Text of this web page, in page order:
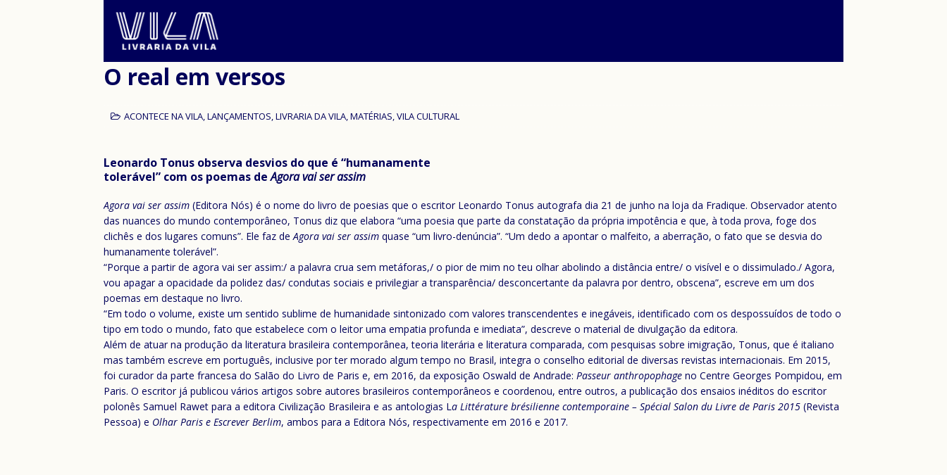
O real em versos
ACONTECE NA VILA,LANÇAMENTOS,LIVRARIA DA VILA,MATÉRIAS,VILA CULTURAL
Leonardo Tonus observa desvios do que é “humanamente
tolerável” com os poemas deAgora vai ser assim
Agora vai ser assim (Editora Nós) é o nome do livro de poesias que o escritor Leonardo Tonus autografa dia 21 de junho na loja da Fradique. Observador atento
das nuances do mundo contemporâneo, Tonus diz que elabora “uma poesia que parte da constatação da própria impotência e que, à toda prova, foge dos
clichês e dos lugares comuns”. Ele faz deAgora vai ser assim quase “um livro-denúncia”. “Um dedo a apontar o malfeito, a aberração, o fato que se desvia do
humanamente tolerável”.
“Porque a partir de agora vai ser assim:/ a palavra crua sem metáforas,/ o pior de mim no teu olhar abolindo a distância entre/ o visível e o dissimulado./ Agora,
vou apagar a opacidade da polidez das/ condutas sociais e privilegiar a transparência/ desconcertante da palavra por dentro, obscena”, escreve em um dos
poemas em destaque no livro.
“Em todo o volume, existe um sentido sublime de humanidade sintonizado com valores transcendentes e inegáveis, identificado com os despossuídos de todo o
tipo em todo o mundo, fato que estabelece com o leitor uma empatia profunda e imediata”, descreve o material de divulgação da editora.
Além de atuar na produção da literatura brasileira contemporânea, teoria literária e literatura comparada, com pesquisas sobre imigração, Tonus, que é italiano
mas também escreve em português, inclusive por ter morado algum tempo no Brasil, integra o conselho editorial de diversas revistas internacionais. Em 2015,
foi curador da parte francesa do Salão do Livro de Paris e, em 2016, da exposição Oswald de Andrade: Passeur anthropophage no Centre Georges Pompidou, em
Paris. O escritor já publicou vários artigos sobre autores brasileiros contemporâneos e coordenou, entre outros, a publicação dos ensaios inéditos do escritor
polonês Samuel Rawet para a editora Civilização Brasileira e as antologias La Littérature brésilienne contemporaine – Spécial Salon du Livre de Paris 2015 (Revista
Pessoa) e Olhar Paris e Escrever Berlim, ambos para a Editora Nós, respectivamente em 2016 e 2017.